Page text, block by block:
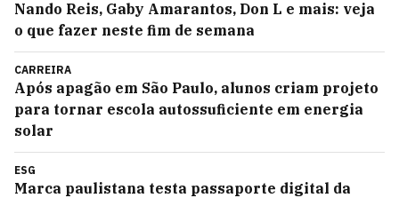
Nando Reis, Gaby Amarantos, Don L e mais: veja
o que fazer neste fim de semana
CARREIRA
Após apagão em São Paulo, alunos criam projeto
para tornar escola autossuficiente em energia
solar
ESG
Marca paulistana testa passaporte digital da